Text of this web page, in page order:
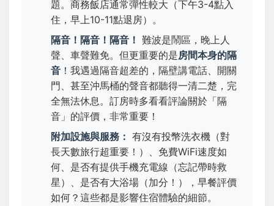
題。商務飯店通常彈性較大（下午3-4點入
住，早上10-11點退房）。
隔音！隔音！隔音！ 難波是鬧區，晚上人
聲、車聲難免。但更重要的是房間本身的隔
音 ！我遇過隔音超差的，隔壁講電話、開關
門、甚至沖馬桶的聲音都聽得一清二楚，完
全無法休息。訂房時多看看評論關於「隔
音」的評價，非常重要！
附加設施與服務： 有沒有投幣洗衣機（對
長天數旅行超重要！）、免費WiFi速度如
何、是否有提供手機充電線（忘記帶時救
星）、是否有大浴場（加分！），早餐評價
如何？這些都是影響住宿體驗的細節。